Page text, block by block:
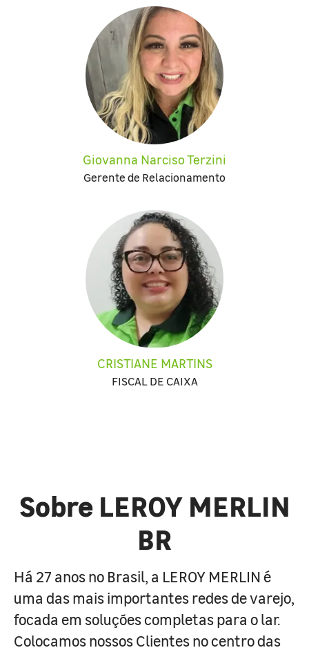
Giovanna Narciso Terzini
Gerente de Relacionamento
CRISTIANE MARTINS
FISCAL DE CAIXA
Sobre LEROY MERLIN
BR
Há 27 anos no Brasil, a LEROY MERLIN é
uma das mais importantes redes de varejo,
focada em soluções completas para o lar.
Colocamos nossos Clientes no centro das